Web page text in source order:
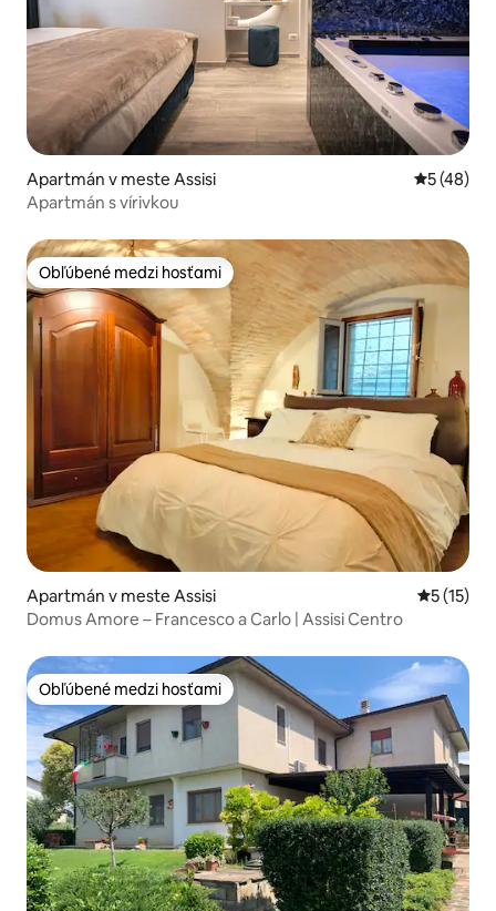
Apartmán v meste Assisi
5 (48)
Apartmán s vírivkou
Obľúbené medzi hosťami
Obľúbené medzi hosťami
Apartmán v meste Assisi
5 (15)
Domus Amore – Francesco a Carlo | Assisi Centro
Obľúbené medzi hosťami
Obľúbené medzi hosťami